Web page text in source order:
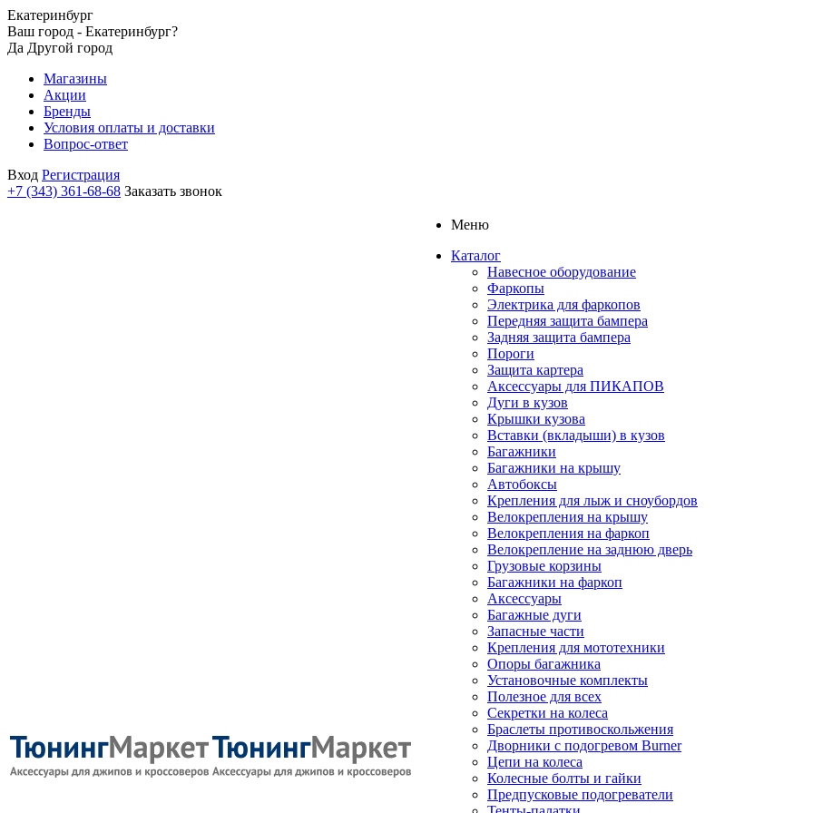
Екатеринбург
Ваш город - Екатеринбург?
Да Другой город
Магазины
Акции
Бренды
Условия оплаты и доставки
Вопрос-ответ
Вход Регистрация
+7 (343) 361-68-68 Заказать звонок
Меню
Каталог
Навесное оборудование
Фаркопы
Электрика для фаркопов
Передняя защита бампера
Задняя защита бампера
Пороги
Защита картера
Аксессуары для ПИКАПОВ
Дуги в кузов
Крышки кузова
Вставки (вкладыши) в кузов
Багажники
Багажники на крышу
Автобоксы
Крепления для лыж и сноубордов
Велокрепления на крышу
Велокрепления на фаркоп
Велокрепление на заднюю дверь
Грузовые корзины
Багажники на фаркоп
Аксессуары
Багажные дуги
Запасные части
Крепления для мототехники
Опоры багажника
Установочные комплекты
Полезное для всех
Секретки на колеса
Браслеты противоскольжения
Дворники с подогревом Burner
Цепи на колеса
Колесные болты и гайки
Предпусковые подогреватели